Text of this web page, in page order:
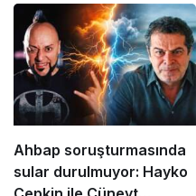
Ahbap soruşturmasında
sular durulmuyor: Hayko